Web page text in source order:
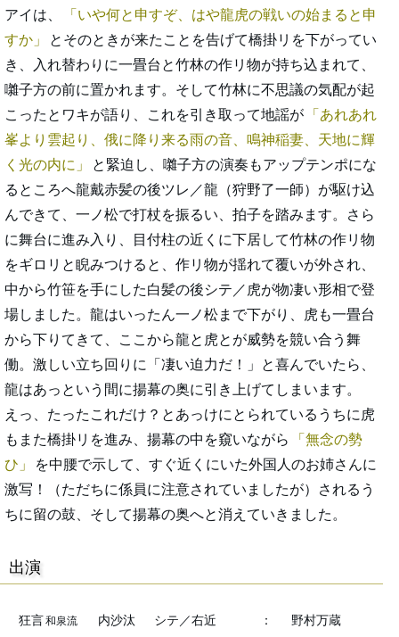
アイは、
いや何と申すぞ、はや龍虎の戦いの始まると申
すか
とそのときが来たことを告げて橋掛リを下がってい
き、入れ替わりに一畳台と竹林の作リ物が持ち込まれて、
囃子方の前に置かれます。そして竹林に不思議の気配が起
こったとワキが語り、これを引き取って地謡が
あれあれ
峯より雲起り、俄に降り来る雨の音、鳴神稲妻、天地に輝
く光の内に
と緊迫し、囃子方の演奏もアップテンポにな
るところへ龍戴赤髪の後ツレ／龍（狩野了一師）が駆け込
んできて、一ノ松で打杖を振るい、拍子を踏みます。さら
に舞台に進み入り、目付柱の近くに下居して竹林の作リ物
をギロリと睨みつけると、作リ物が揺れて覆いが外され、
中から竹笹を手にした白髪の後シテ／虎が物凄い形相で登
場しました。龍はいったん一ノ松まで下がり、虎も一畳台
から下りてきて、ここから龍と虎とが威勢を競い合う舞
働。激しい立ち回りに「凄い迫力だ！」と喜んでいたら、
龍はあっという間に揚幕の奥に引き上げてしまいます。
えっ、たったこれだけ？とあっけにとられているうちに虎
もまた橋掛リを進み、揚幕の中を窺いながら
無念の勢
ひ
を中腰で示して、すぐ近くにいた外国人のお姉さんに
激写！（ただちに係員に注意されていましたが）されるう
ちに留の鼓、そして揚幕の奥へと消えていきました。
出演
狂言和泉流 内沙汰 シテ／右近 ：
野村万蔵